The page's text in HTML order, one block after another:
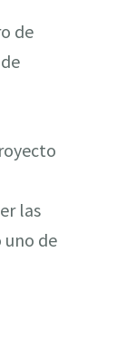
de
las
uno de